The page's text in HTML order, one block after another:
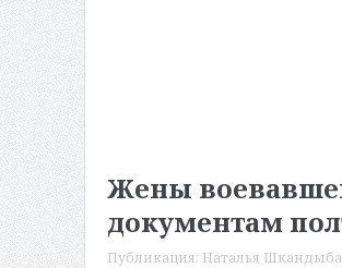
Жены
документам
Публикация: Наталья Шкандыба